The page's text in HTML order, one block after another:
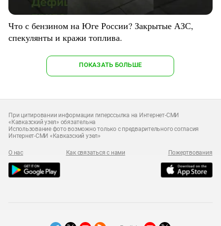
Что с бензином на Юге России? Закрытые АЗС,
спекулянты и кражи топлива.
ПОКАЗАТЬ БОЛЬШЕ
При цитировании информации гиперссылка на Интернет-СМИ
«Кавказский узел» обязательна
Использование фото возможно только с предварительного согласия
Интернет-СМИ «Кавказский узел»
О нас Как связаться с нами Пожертвования